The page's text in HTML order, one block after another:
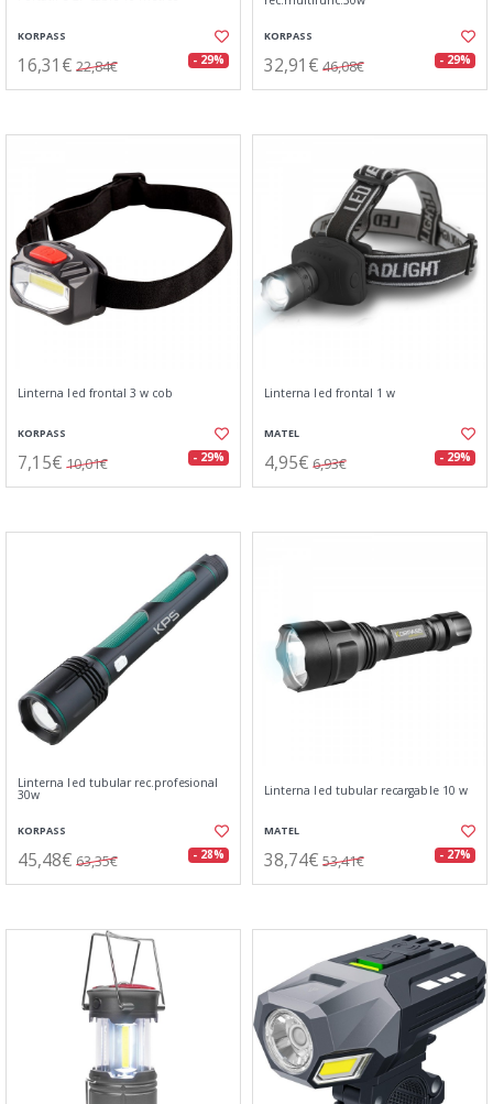
KORPASS
16,31€ 22,84€ - 29%
KORPASS
32,91€ 46,08€ - 29%
Linterna led frontal 3 w cob
KORPASS
7,15€ 10,01€ - 29%
Linterna led frontal 1 w
MATEL
4,95€ 6,93€ - 29%
Linterna led tubular rec.profesional
30w
KORPASS
45,48€ 63,35€ - 28%
Linterna led tubular recargable 10 w
MATEL
38,74€ 53,41€ - 27%